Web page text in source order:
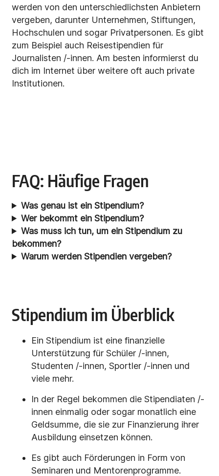
werden von den unterschiedlichsten Anbietern
vergeben, darunter Unternehmen, Stiftungen,
Hochschulen und sogar Privatpersonen. Es gibt
zum Beispiel auch Reisestipendien für
Journalisten /-innen. Am besten informierst du
dich im Internet über weitere oft auch private
Institutionen.
FAQ: Häufige Fragen
Was genau ist ein Stipendium?
Wer bekommt ein Stipendium?
Was muss ich tun, um ein Stipendium zu
bekommen?
Warum werden Stipendien vergeben?
Stipendium im Überblick
Ein Stipendium ist eine finanzielle
Unterstützung für Schüler /-innen,
Studenten /-innen, Sportler /-innen und
viele mehr.
In der Regel bekommen die Stipendiaten /-
innen einmalig oder sogar monatlich eine
Geldsumme, die sie zur Finanzierung ihrer
Ausbildung einsetzen können.
Es gibt auch Förderungen in Form von
Seminaren und Mentorenprogramme.